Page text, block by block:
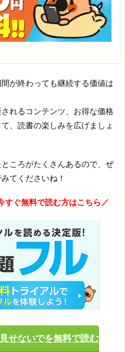
が終わっても継続する価値は
れるコンテンツ、お得な価格
、読書の楽しみを広げましょ
ころがたくさんあるので、ぜ
てくださいね！
すぐ無料で読む方はこちら／
せないでを無料で読む